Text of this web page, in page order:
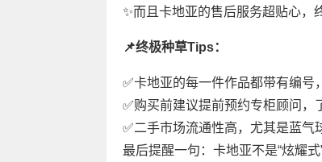
✨而且卡地亚的售后服务超贴心，
📌终极种草Tips：
✅卡地亚的每一件作品都带有编号
✅购买前建议提前预约专柜顾问，
✅二手市场流通性高，尤其是蓝气
最后提醒一句：卡地亚不是“炫耀